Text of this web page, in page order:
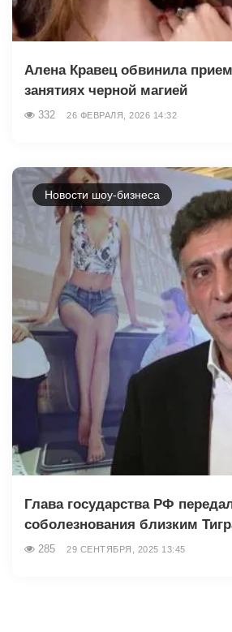
Алена Кравец обвинила
занятиях черной магией
332 26 ФЕВРАЛЯ, 2026 14:32
Новости шоу-бизнеса
Глава государства РФ
соболезнования близким
285 29 СЕНТЯБРЯ, 2025 13:45